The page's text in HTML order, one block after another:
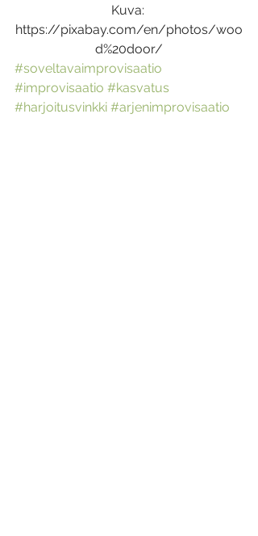
Kuva:
https://pixabay.com/en/photos/woo
d%20door/
#soveltavaimprovisaatio
#improvisaatio #kasvatus
#harjoitusvinkki #arjenimprovisaatio